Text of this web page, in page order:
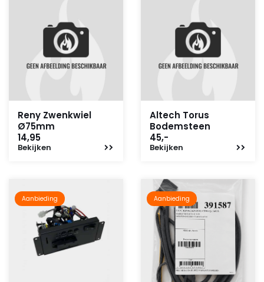
Reny Zwenkwiel
Ø75mm
14,95
Bekijken
Altech Torus
Bodemsteen
45,-
Bekijken
Aanbieding Aanbieding